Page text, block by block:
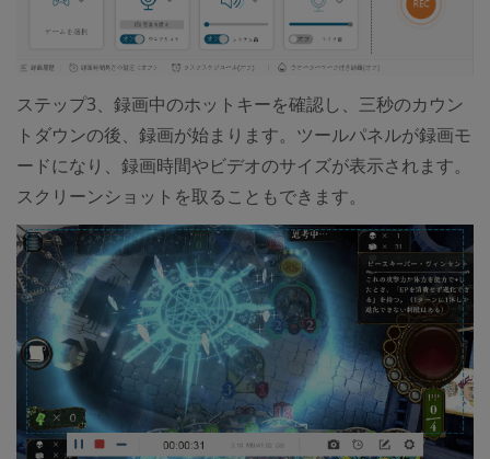
ステップ3、録画中のホットキーを確認し、三秒のカウン
トダウンの後、録画が始まります。ツールパネルが録画モ
ードになり、録画時間やビデオのサイズが表示されます。
スクリーンショットを取ることもできます。